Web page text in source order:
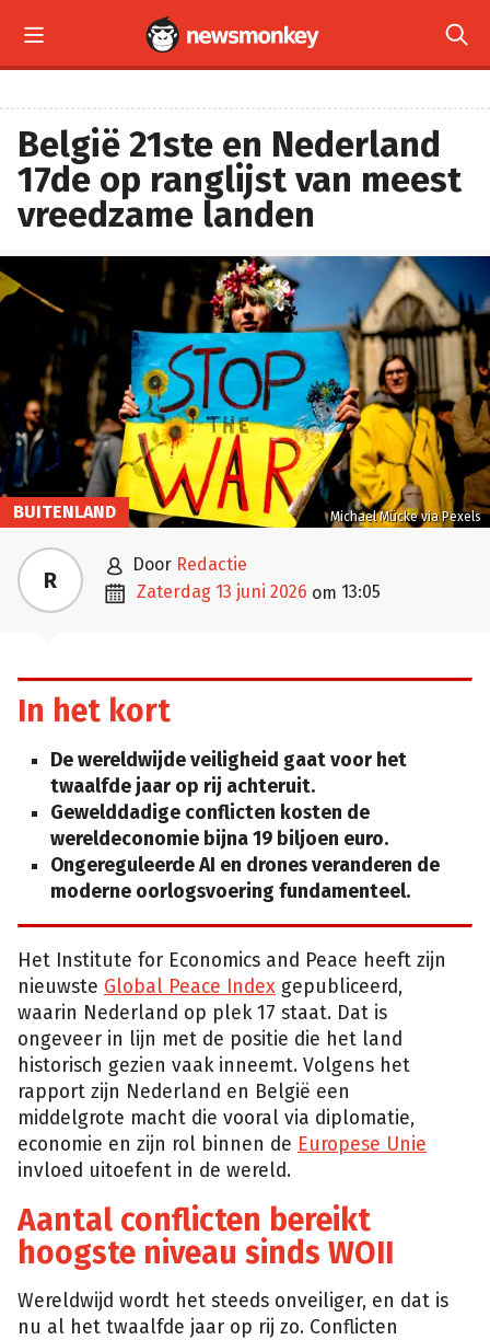
 
België 21ste en Nederland
17de op ranglijst van meest
vreedzame landen
Michael Mücke via Pexels
BUITENLAND
R  door Redactie
 zaterdag 13 juni 2026 om 13:05
In het kort
De wereldwijde veiligheid gaat voor het
twaalfde jaar op rij achteruit.
Gewelddadige conflicten kosten de
wereldeconomie bijna 19 biljoen euro.
Ongereguleerde AI en drones veranderen de
moderne oorlogsvoering fundamenteel.
Het Institute for Economics and Peace heeft zijn
nieuwste Global Peace Index gepubliceerd,
waarin Nederland op plek 17 staat. Dat is
ongeveer in lijn met de positie die het land
historisch gezien vaak inneemt. Volgens het
rapport zijn Nederland en België een
middelgrote macht die vooral via diplomatie,
economie en zijn rol binnen de Europese Unie
invloed uitoefent in de wereld.
Aantal conflicten bereikt
hoogste niveau sinds WOII
Wereldwijd wordt het steeds onveiliger, en dat is
nu al het twaalfde jaar op rij zo. Conflicten